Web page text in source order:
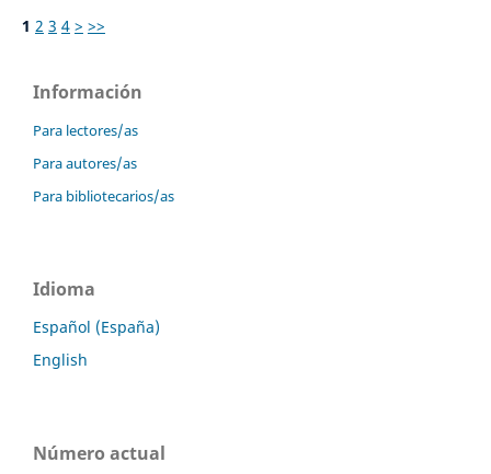
1 2 3 4 > >>
Información
Para lectores/as
Para autores/as
Para bibliotecarios/as
Idioma
Español (España)
English
Número actual